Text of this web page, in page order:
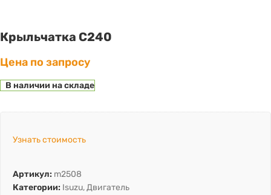
Крыльчатка С240
Цена по запросу
В наличии на складе
Узнать стоимость
Артикул: m2508
Категории: Isuzu,Двигатель